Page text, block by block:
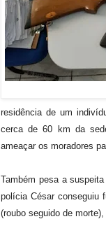
residência de um
cerca de 60 km da
ameaçar os moradores
Também pesa a
polícia César conseguiu
(roubo seguido de